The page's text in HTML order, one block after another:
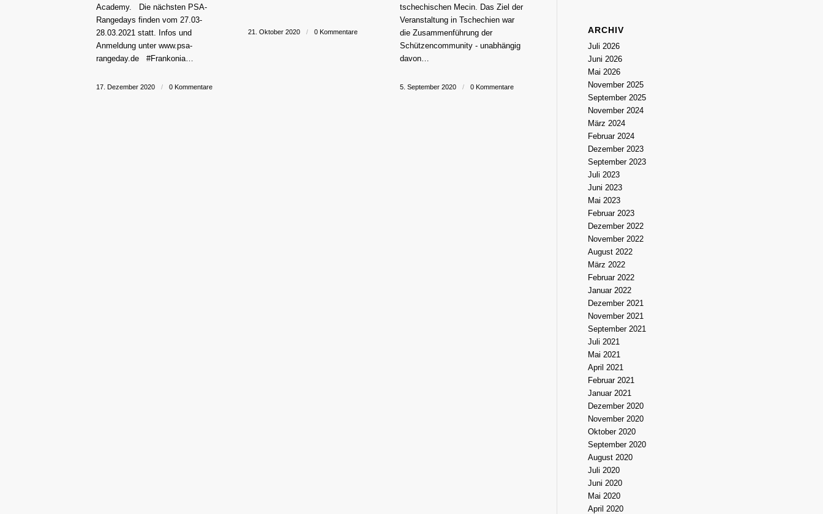
Academy. Die nächsten PSA-
Rangedays finden vom 27.03-
28.03.2021 statt. Infos und
Anmeldung unter www.psa-
rangeday.de #Frankonia…
17. Dezember 2020 / 0 Kommentare
21. Oktober 2020 / 0 Kommentare
tschechischen Mecin. Das Ziel der
Veranstaltung in Tschechien war
die Zusammenführung der
Schützencommunity - unabhängig
davon…
5. September 2020 / 0 Kommentare
ARCHIV
Juli 2026
Juni 2026
Mai 2026
November 2025
September 2025
November 2024
März 2024
Februar 2024
Dezember 2023
September 2023
Juli 2023
Juni 2023
Mai 2023
Februar 2023
Dezember 2022
November 2022
August 2022
März 2022
Februar 2022
Januar 2022
Dezember 2021
November 2021
September 2021
Juli 2021
Mai 2021
April 2021
Februar 2021
Januar 2021
Dezember 2020
November 2020
Oktober 2020
September 2020
August 2020
Juli 2020
Juni 2020
Mai 2020
April 2020